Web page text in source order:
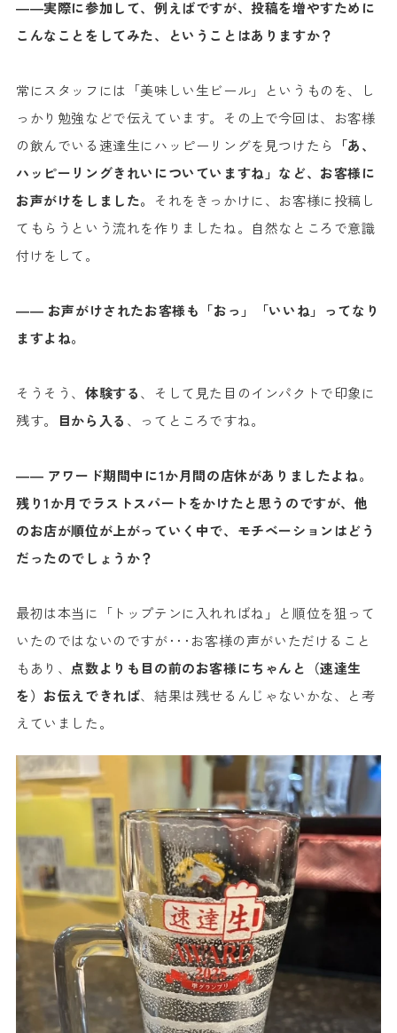
――実際に参加して、例えばですが、投稿を増やすために
こんなことをしてみた、ということはありますか？
常にスタッフには「美味しい生ビール」というものを、し
っかり勉強などで伝えています。その上で今回は、お客様
の飲んでいる速達生にハッピーリングを見つけたら
「あ、
ハッピーリングきれいについていますね」など、お客様に
お声がけをしました。 それをきっかけに、お客様に投稿し
てもらうという流れを作りましたね。自然なところで意識
付けをして。
―― お声がけされたお客様も「おっ」「いいね」ってなり
ますよね。
そうそう、 体験する、そして見た目のインパクトで印象に
残す。
目から入る 、ってところですね。
―― アワード期間中に1か月間の店休がありましたよね。
残り1か月でラストスパートをかけたと思うのですが、他
のお店が順位が上がっていく中で、モチベーションはどう
だったのでしょうか？
最初は本当に「トップテンに入れればね」と順位を狙って
いたのではないのですが･･･お客様の声がいただけること
もあり、 点数よりも目の前のお客様にちゃんと（速達生
を）お伝えできれば、結果は残せるんじゃないかな、と考
えていました。